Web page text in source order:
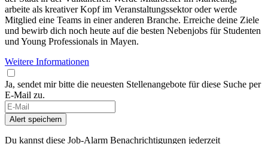
arbeite als kreativer Kopf im Veranstaltungssektor oder werde
Mitglied eine Teams in einer anderen Branche. Erreiche deine Ziele
und bewirb dich noch heute auf die besten Nebenjobs für Studenten
und Young Professionals in Mayen.
Weitere Informationen
Ja, sendet mir bitte die neuesten Stellenangebote für diese Suche per
E-Mail zu.
Alert speichern
Du kannst diese Job-Alarm Benachrichtigungen jederzeit